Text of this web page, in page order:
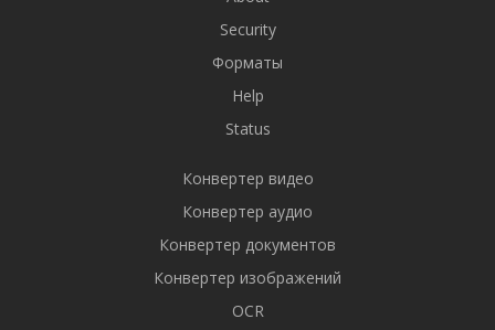
Security
Форматы
Help
Status
Конвертер видео
Конвертер аудио
Конвертер документов
Конвертер изображений
OCR